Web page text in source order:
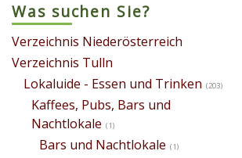
Was suchen Sie?
Verzeichnis Niederösterreich
Verzeichnis Tulln
Lokaluide - Essen und Trinken (203)
Kaffees, Pubs, Bars und
Nachtlokale (1)
Bars und Nachtlokale (1)